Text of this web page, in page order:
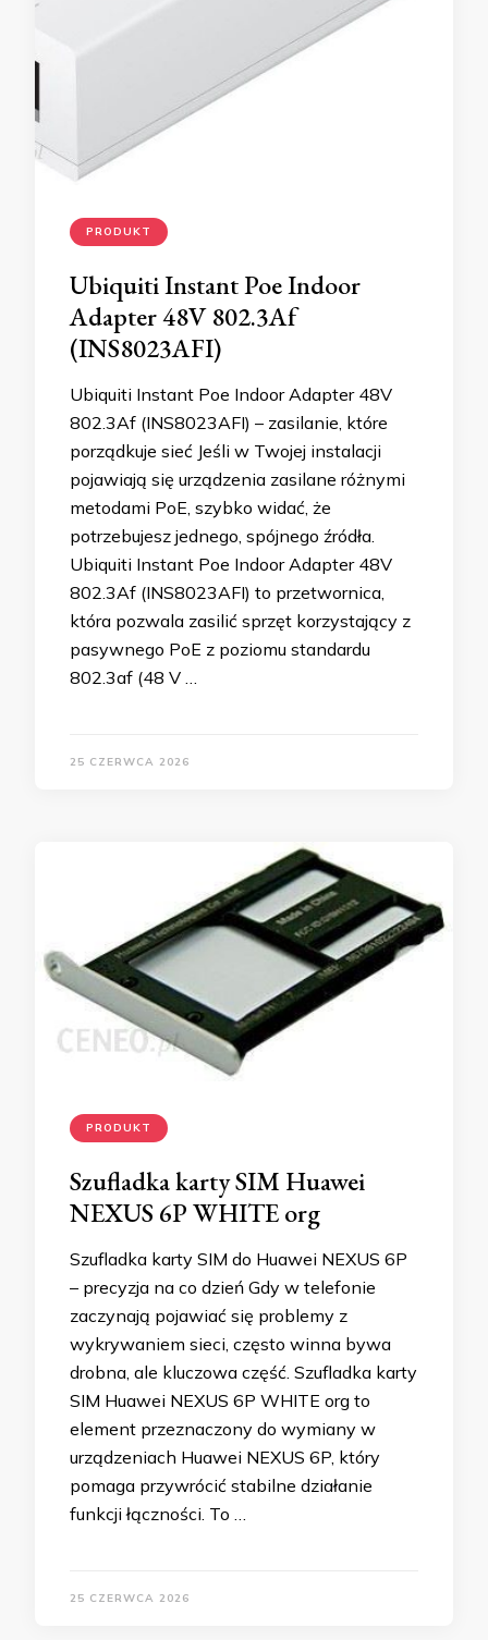
PRODUKT
Ubiquiti Instant Poe Indoor
Adapter 48V 802.3Af
(INS8023AFI)
Ubiquiti Instant Poe Indoor Adapter 48V
802.3Af (INS8023AFI) – zasilanie, które
porządkuje sieć Jeśli w Twojej instalacji
pojawiają się urządzenia zasilane różnymi
metodami PoE, szybko widać, że
potrzebujesz jednego, spójnego źródła.
Ubiquiti Instant Poe Indoor Adapter 48V
802.3Af (INS8023AFI) to przetwornica,
która pozwala zasilić sprzęt korzystający z
pasywnego PoE z poziomu standardu
802.3af (48 V …
25 CZERWCA 2026
PRODUKT
Szufladka karty SIM Huawei
NEXUS 6P WHITE org
Szufladka karty SIM do Huawei NEXUS 6P
– precyzja na co dzień Gdy w telefonie
zaczynają pojawiać się problemy z
wykrywaniem sieci, często winna bywa
drobna, ale kluczowa część. Szufladka karty
SIM Huawei NEXUS 6P WHITE org to
element przeznaczony do wymiany w
urządzeniach Huawei NEXUS 6P, który
pomaga przywrócić stabilne działanie
funkcji łączności. To …
25 CZERWCA 2026